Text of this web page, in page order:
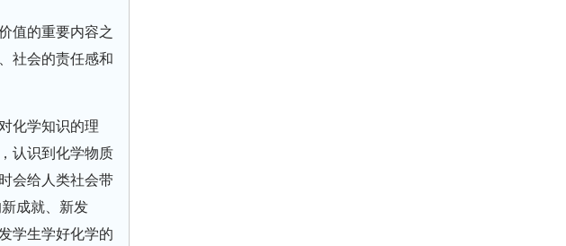
值的重要内容之
社会的责任感和
化学知识的理
认识到化学物质
会给人类社会带
成就、新发
学生学好化学的